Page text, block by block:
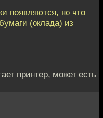
появляются, но что
(оклада) из
принтер, может есть